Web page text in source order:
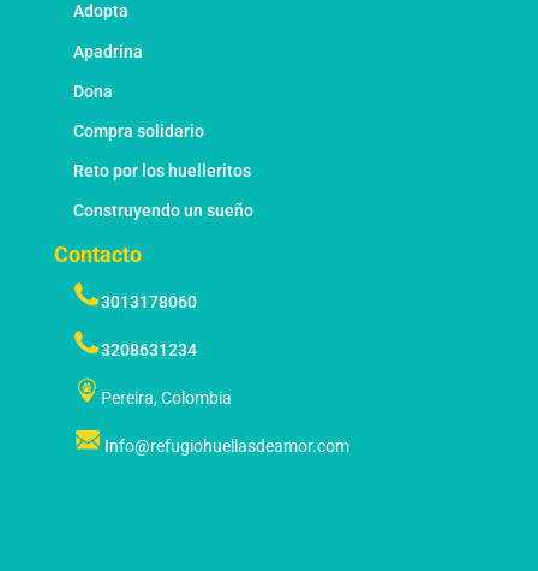
Adopta
Apadrina
Dona
Compra solidario
Reto por los huelleritos
Construyendo un sueño
Contacto
3013178060
3208631234
Pereira, Colombia
Info@refugiohuellasdeamor.com